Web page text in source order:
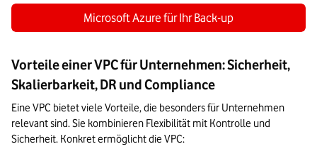
Microsoft Azure für Ihr Back-up
Vorteile einer VPC für Unternehmen: Sicherheit,
Skalierbarkeit, DR und Compliance
Eine VPC bietet viele Vorteile, die besonders für Unternehmen
relevant sind. Sie kombinieren Flexibilität mit Kontrolle und
Sicherheit. Konkret ermöglicht die VPC: